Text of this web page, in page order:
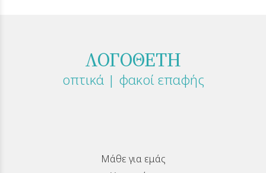
ΛΟΓΟΘΕΤΗ
οπτικά | φακοί επαφής
Μάθε για εμάς